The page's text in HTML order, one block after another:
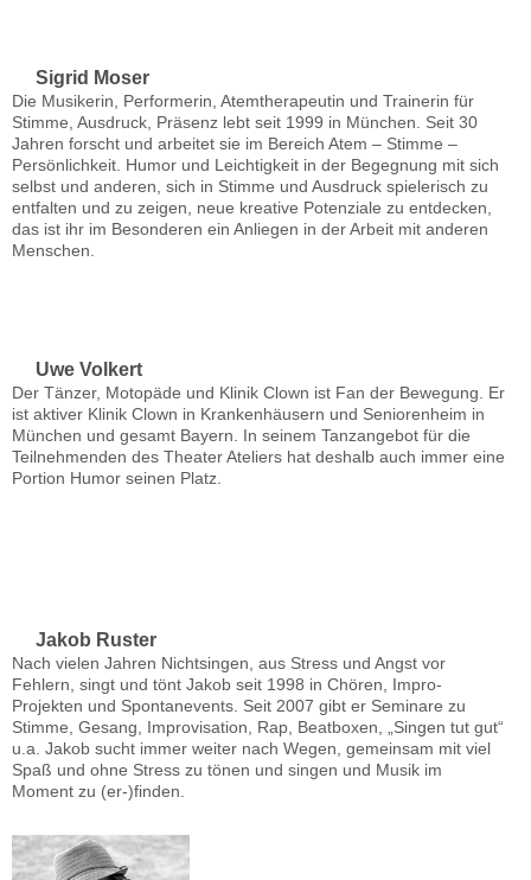
Sigrid Moser
Die Musikerin, Performerin, Atemtherapeutin und Trainerin für
Stimme, Ausdruck, Präsenz lebt seit 1999 in München. Seit 30
Jahren forscht und arbeitet sie im Bereich Atem – Stimme –
Persönlichkeit. Humor und Leichtigkeit in der Begegnung mit sich
selbst und anderen, sich in Stimme und Ausdruck spielerisch zu
entfalten und zu zeigen, neue kreative Potenziale zu entdecken,
das ist ihr im Besonderen ein Anliegen in der Arbeit mit anderen
Menschen.
Uwe Volkert
Der Tänzer, Motopäde und Klinik Clown ist Fan der Bewegung. Er
ist aktiver Klinik Clown in Krankenhäusern und Seniorenheim in
München und gesamt Bayern. In seinem Tanzangebot für die
Teilnehmenden des Theater Ateliers hat deshalb auch immer eine
Portion Humor seinen Platz.
Jakob Ruster
Nach vielen Jahren Nichtsingen, aus Stress und Angst vor
Fehlern, singt und tönt Jakob seit 1998 in Chören, Impro-
Projekten und Spontanevents. Seit 2007 gibt er Seminare zu
Stimme, Gesang, Improvisation, Rap, Beatboxen, „Singen tut gut“
u.a. Jakob sucht immer weiter nach Wegen, gemeinsam mit viel
Spaß und ohne Stress zu tönen und singen und Musik im
Moment zu (er-)finden.